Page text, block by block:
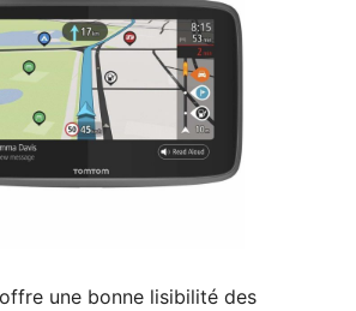
offre une bonne lisibilité des